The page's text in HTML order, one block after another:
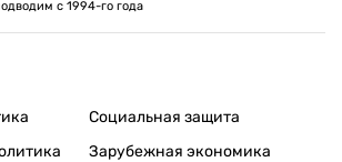
с 1994-го года
Социальная защита
Зарубежная экономика